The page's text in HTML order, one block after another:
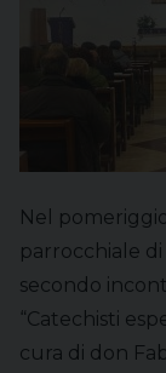
Nel
parrocchiale di
secondo
“Catechisti
cura di don